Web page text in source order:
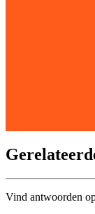
Vind antwoorden